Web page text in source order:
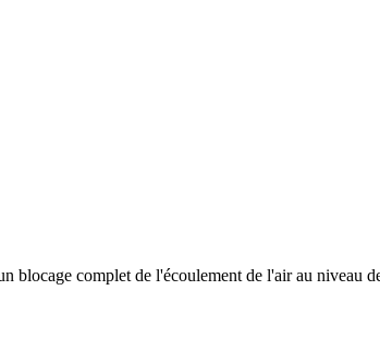
complet de l'écoulement de l'air au niveau